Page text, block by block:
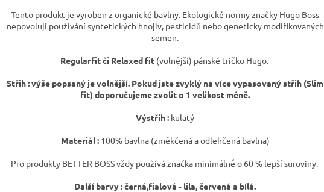
Tento produkt je vyroben z organické bavlny. Ekologické normy značky Hugo Boss
nepovolují používání syntetických hnojiv, pesticidů nebo geneticky modifikovaných
semen.
Regularfit či Relaxed fit(volnější) pánské tričko Hugo.
Střih : výše popsaný je volnější. Pokud jste zvyklý na více vypasovaný střih (Slim
fit) doporučujeme zvolit o 1 velikost méně.
Výstřih : kulatý
Materiál : 100% bavlna (změkčená a odlehčená bavlna)
Pro produkty BETTER BOSS vždy používá značka minimálně o 60 % lepší suroviny.
Další barvy : černá,fialová - lila, červená a bílá.